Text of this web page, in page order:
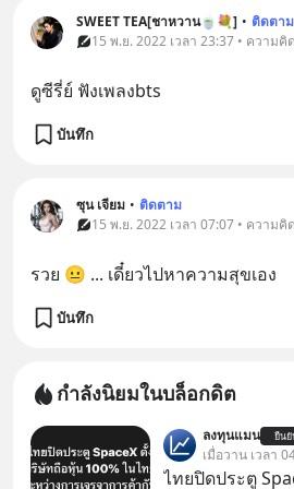
SWEET TEA[ชาหวาน🍵💐] • ติดตาม
15 พ.ย. 2022 เวลา 23:37 • ความคิ
ดูซีรี่ย์ ฟังเพลงbts
บันทึก
ซุน เจียม • ติดตาม
15 พ.ย. 2022 เวลา 07:07 • ความคิ
รวย 😐 ... เดี๋ยวไปหาความสุขเอง
บันทึก
กำลังนิยมในบล็อกดิต
ลงทุนแมน ยืน
เมื่อวาน เวลา
ไทยปิดประตู